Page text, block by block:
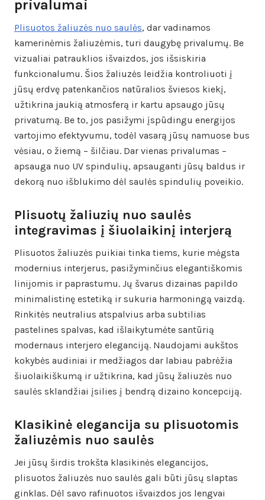
privalumai
Plisuotos žaliuzės nuo saulės, dar vadinamos
kamerinėmis žaliuzėmis, turi daugybę privalumų. Be
vizualiai patrauklios išvaizdos, jos išsiskiria
funkcionalumu. Šios žaliuzės leidžia kontroliuoti į
jūsų erdvę patenkančios natūralios šviesos kiekį,
užtikrina jaukią atmosferą ir kartu apsaugo jūsų
privatumą. Be to, jos pasižymi įspūdingu energijos
vartojimo efektyvumu, todėl vasarą jūsų namuose bus
vėsiau, o žiemą – šilčiau. Dar vienas privalumas –
apsauga nuo UV spindulių, apsauganti jūsų baldus ir
dekorą nuo išblukimo dėl saulės spindulių poveikio.
Plisuotų žaliuzių nuo saulės
integravimas į šiuolaikinį interjerą
Plisuotos žaliuzės puikiai tinka tiems, kurie mėgsta
modernius interjerus, pasižyminčius elegantiškomis
linijomis ir paprastumu. Jų švarus dizainas papildo
minimalistinę estetiką ir sukuria harmoningą vaizdą.
Rinkitės neutralius atspalvius arba subtilias
pastelines spalvas, kad išlaikytumėte santūrią
modernaus interjero eleganciją. Naudojami aukštos
kokybės audiniai ir medžiagos dar labiau pabrėžia
šiuolaikiškumą ir užtikrina, kad jūsų žaliuzės nuo
saulės sklandžiai įsilies į bendrą dizaino koncepciją.
Klasikinė elegancija su plisuotomis
žaliuzėmis nuo saulės
Jei jūsų širdis trokšta klasikinės elegancijos,
plisuotos žaliuzės nuo saulės gali būti jūsų slaptas
ginklas. Dėl savo rafinuotos išvaizdos jos lengvai